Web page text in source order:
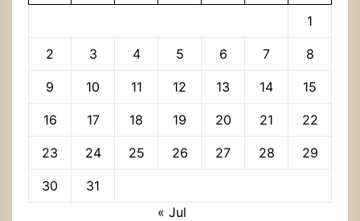
1
2 3 4 5 6 7 8
9 10 11 12 13 14 15
16 17 18 19 20 21 22
23 24 25 26 27 28 29
30
31
« Jul